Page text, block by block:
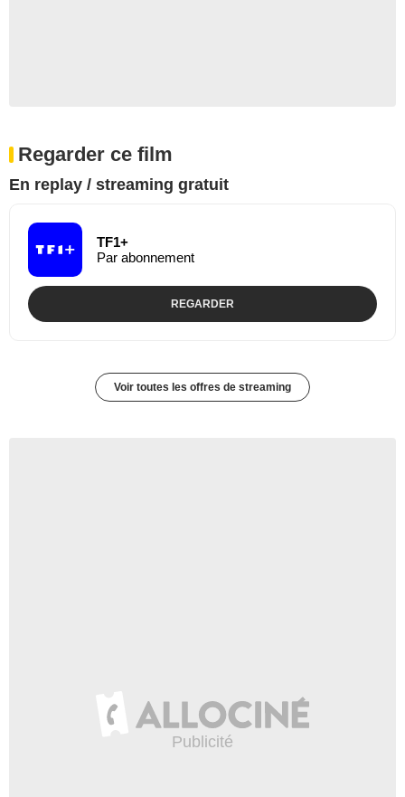
Regarder ce film
En replay / streaming gratuit
TF1+
Par abonnement
REGARDER
Voir toutes les offres de streaming